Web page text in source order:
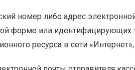
номер либо адрес
форме или идентифицирующих
ресурса в сети